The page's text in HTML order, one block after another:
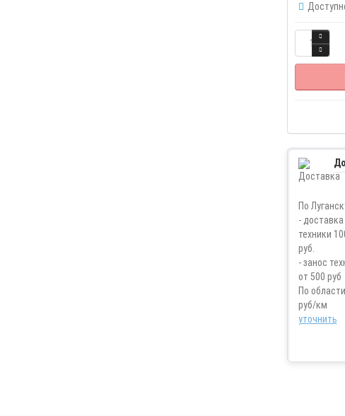
По
- доставка
техники
руб.
- занос
от 500 руб
По
руб/км
уточнить